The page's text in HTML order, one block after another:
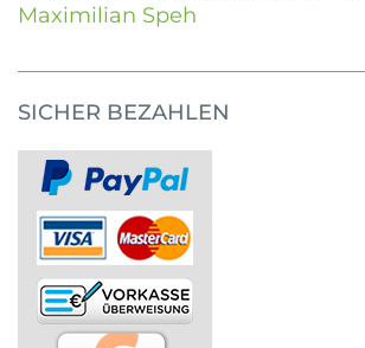
Maximilian Speh
SICHER BEZAHLEN